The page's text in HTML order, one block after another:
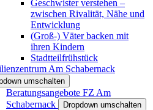
Geschwister verstehen –
zwischen Rivalität, Nähe und
Entwicklung
(Groß-) Väter backen mit
ihren Kindern
Stadtteilfrühstück
Am Schabernack
umschalten
Beratungsangebote FZ Am
Schabernack
Dropdown umschalten